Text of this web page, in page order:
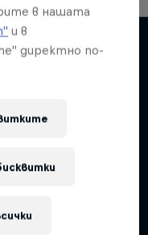
в нашата
и в
директно по-